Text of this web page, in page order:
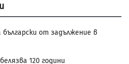
от задължение в
120 години